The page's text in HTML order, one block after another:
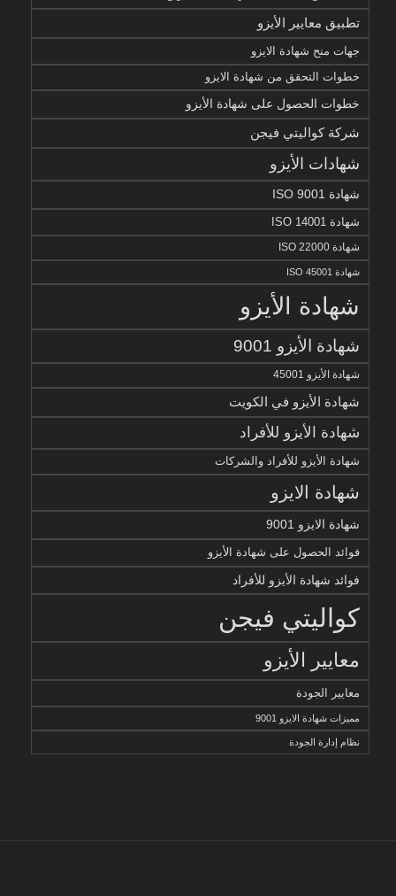
تطبيق معايير الأيزو
جهات منح شهادة الايزو
خطوات التحقق من شهادة الايزو
خطوات الحصول على شهادة الأيزو
شركة كواليتي فيجن
شهادات الأيزو
شهادة ISO 9001
شهادة ISO 14001
شهادة ISO 22000
شهادة ISO 45001
شهادة الأيزو
شهادة الأيزو 9001
شهادة الأيزو 45001
شهادة الأيزو في الكويت
شهادة الأيزو للأفراد
شهادة الأيزو للأفراد والشركات
شهادة الايزو
شهادة الايزو 9001
فوائد الحصول على شهادة الأيزو
فوائد شهادة الأيزو للأفراد
كواليتي فيجن
معايير الأيزو
معايير الجودة
مميزات شهادة الايزو 9001
نظام إدارة الجودة